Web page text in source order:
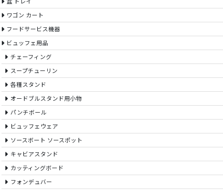
ワゴン カート
フードサービス機器
ビュッフェ用品
チェーフィング
スープチューリン
各種スタンド
オードブルスタンド用小物
パンチボール
ビュッフェウェア
ソースボート ソースポット
キャビアスタンド
カッティングボード
フォンデュバー